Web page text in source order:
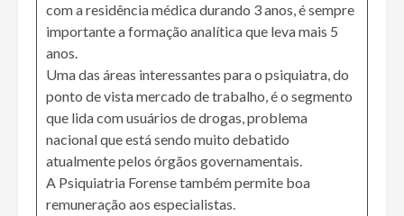
com a residência médica durando 3 anos, é sempre
importante a formação analítica que leva mais 5
anos.
Uma das áreas interessantes para o psiquiatra, do
ponto de vista mercado de trabalho, é o segmento
que lida com usuários de drogas, problema
nacional que está sendo muito debatido
atualmente pelos órgãos governamentais.
A Psiquiatria Forense também permite boa
remuneração aos especialistas.